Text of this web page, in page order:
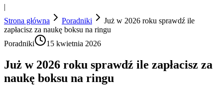
|
Strona główna
Poradniki
Już w 2026 roku sprawdź ile
zapłacisz za naukę boksu na ringu
Poradniki
15 kwietnia 2026
Już w 2026 roku sprawdź ile zapłacisz za
naukę boksu na ringu